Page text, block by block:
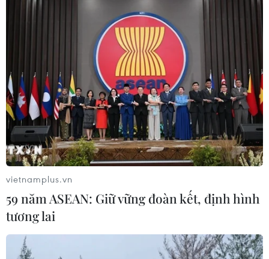
công
Chuyển mạnh sang ngăn chặn,
phòng ngừa từ sớm, từ xa thông tin
xấu độc trên mạng
08/08/2026 05:35
Xem thêm
CƠ QUAN CHỦ QUẢN: THÔNG TẤN XÃ VIỆT NAM
vietnamplus.vn
59 năm ASEAN: Giữ vững đoàn kết, định hình
tương lai